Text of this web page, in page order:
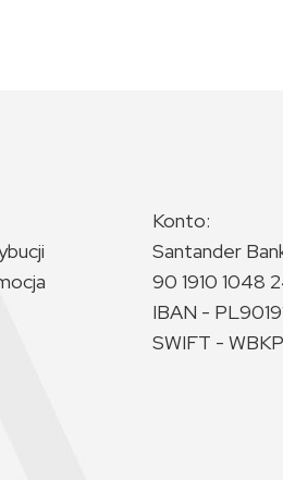
Konto:
Santander
90 1910 1048
IBAN -
SWIFT -